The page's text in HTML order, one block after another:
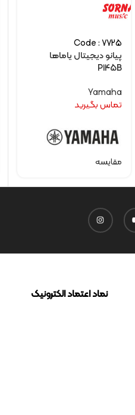
Code : 7725
پیانو دیجیتال یاماها
P145B
Yamaha
تماس بگیرید
مقایسه
نماد اعتماد الکترونیک